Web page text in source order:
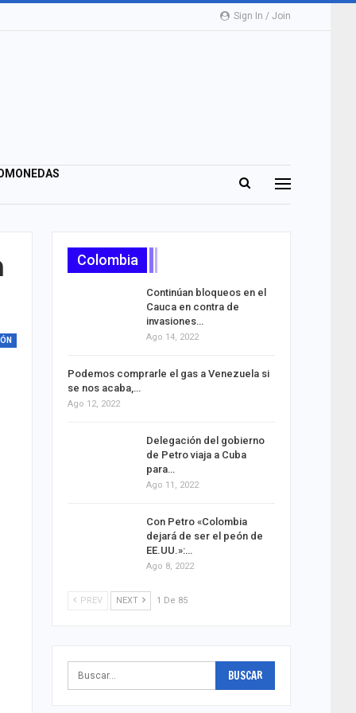
Sign In / Join
Colombia
Continúan bloqueos en el
Cauca en contra de
invasiones…
Ago 14, 2022
Podemos comprarle el gas a Venezuela si
se nos acaba,…
Ago 12, 2022
Delegación del gobierno
de Petro viaja a Cuba
para…
Ago 11, 2022
Con Petro «Colombia
dejará de ser el peón de
EE.UU.»:…
Ago 8, 2022
PREV NEXT 1 De 85